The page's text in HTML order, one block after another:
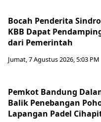
Bocah Penderita
KBB Dapat
dari Pemerintah
Jumat, 7 Agustus 2026, 5:03 PM
Pemkot Bandung
Balik Penebangan
Lapangan Padel